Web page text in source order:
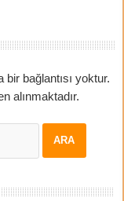
bağlantısı yoktur.
alınmaktadır.